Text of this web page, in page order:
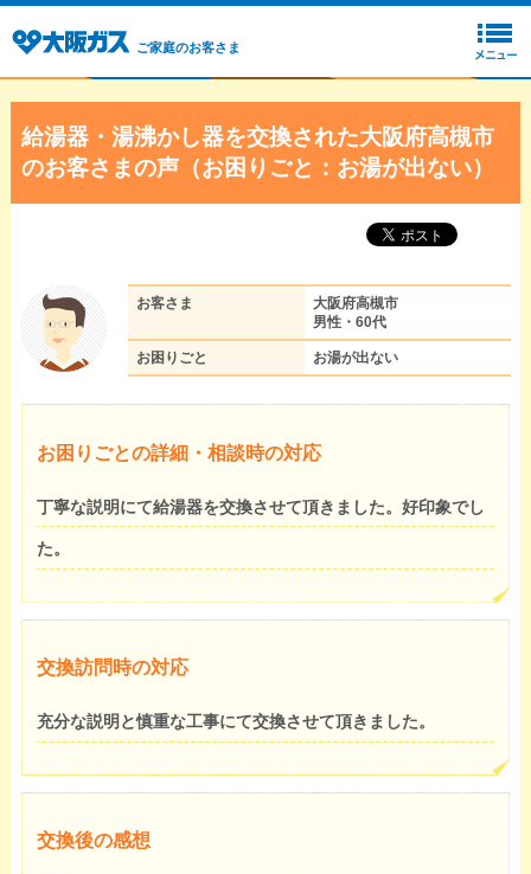
ご家庭のお客さま
給湯器・湯沸かし器を交換された大阪府高槻市
のお客さまの声（お困りごと：お湯が出ない）
お客さま
大阪府高槻市
男性・60代
お困りごと お湯が出ない
お困りごとの詳細・相談時の対応
丁寧な説明にて給湯器を交換させて頂きました。好印象でし
た。
交換訪問時の対応
充分な説明と慎重な工事にて交換させて頂きました。
交換後の感想